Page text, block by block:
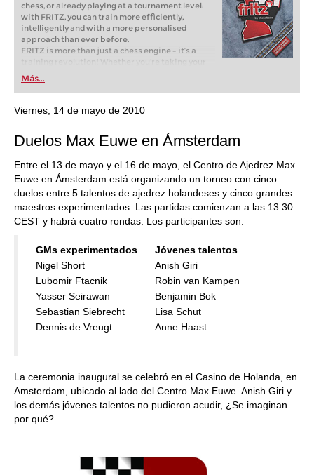
chess, or already playing at a tournament level:
with FRITZ, you can train more efficiently,
intelligently and with a more personalised
approach than ever before.
FRITZ is more than just a chess engine – it’s a
training revolution! Whether you’re taking your
first steps into the world of club chess, or already
playing at a tournament level: with FRITZ, you can
train more efficiently, intelligently and with a
more personalised approach than ever before.
Más...
Viernes, 14 de mayo de 2010
Duelos Max Euwe en Ámsterdam
Entre el 13 de mayo y el 16 de mayo, el Centro de Ajedrez Max
Euwe en Ámsterdam está organizando un torneo con cinco
duelos entre 5 talentos de ajedrez holandeses y cinco grandes
maestros experimentados. Las partidas comienzan a las 13:30
CEST y habrá cuatro rondas. Los participantes son:
GMs experimentados
Jóvenes talentos
Nigel Short
Anish Giri
Lubomir Ftacnik
Robin van Kampen
Yasser Seirawan
Benjamin Bok
Sebastian Siebrecht
Lisa Schut
Dennis de Vreugt
Anne Haast
La ceremonia inaugural se celebró en el Casino de Holanda, en
Amsterdam, ubicado al lado del Centro Max Euwe. Anish Giri y
los demás jóvenes talentos no pudieron acudir, ¿Se imaginan
por qué?